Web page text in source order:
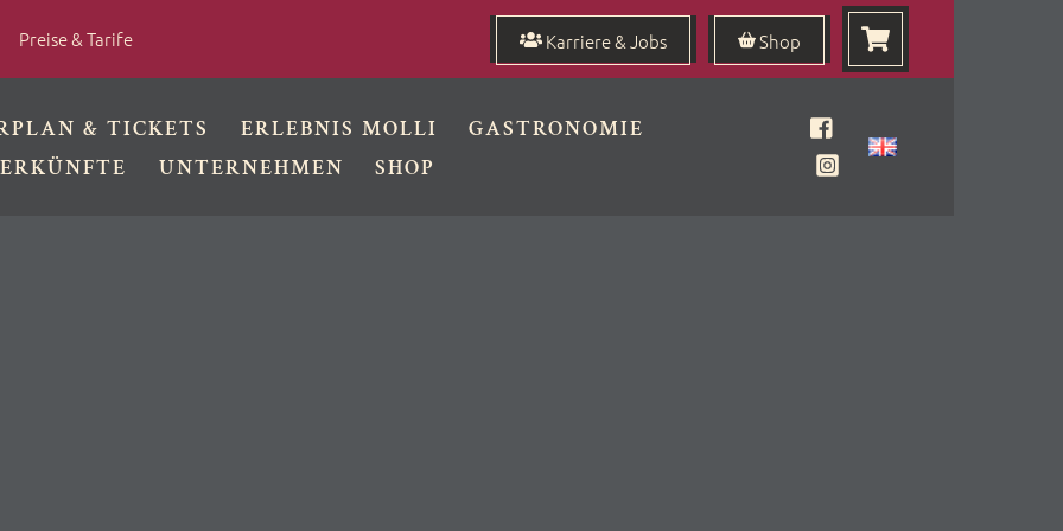
Preise & Tarife Karriere & Jobs Shop
& TICKETS ERLEBNIS MOLLI
GASTRONOMIE
UNTERNEHMEN SHOP
Facebook
Instagram